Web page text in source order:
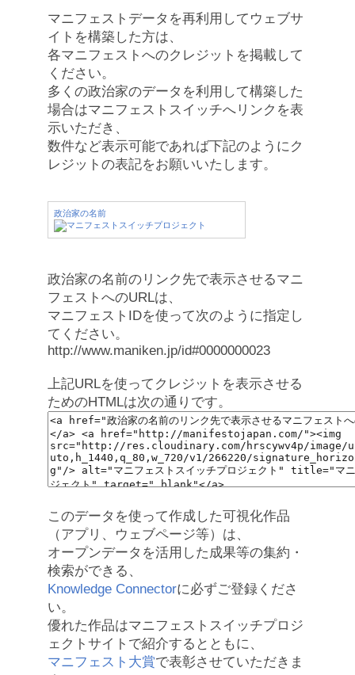
マニフェストデータを再利用してウェブサ
イトを構築した方は、
各マニフェストへのクレジットを掲載して
ください。
多くの政治家のデータを利用して構築した
場合はマニフェストスイッチへリンクを表
示いただき、
数件など表示可能であれば下記のようにク
レジットの表記をお願いいたします。
政治家の名前
政治家の名前のリンク先で表示させるマニ
フェストへのURLは、
マニフェストIDを使って次のように指定し
てください。
http://www.maniken.jp/id#0000000023
上記URLを使ってクレジットを表示させる
ためのHTMLは次の通りです。
このデータを使って作成した可視化作品
（アプリ、ウェブページ等）は、
オープンデータを活用した成果等の集約・
検索ができる、
Knowledge Connectorに必ずご登録くださ
い。
優れた作品はマニフェストスイッチプロジ
ェクトサイトで紹介するとともに、
マニフェスト大賞で表彰させていただきま